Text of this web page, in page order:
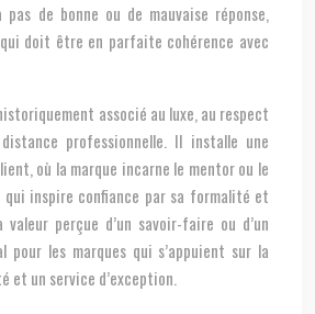
de bonne ou de mauvaise réponse,
doit être en parfaite cohérence avec
associé au luxe, au respect
professionnelle. Il installe une
où la marque incarne le mentor ou le
qui inspire confiance par sa formalité et
perçue d’un savoir-faire ou d’un
les marques qui s’appuient sur la
et un service d’exception.